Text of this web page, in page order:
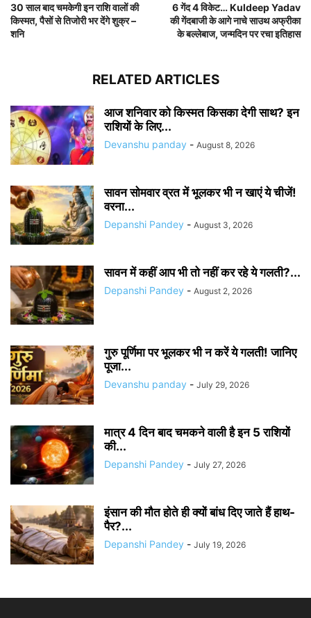
30 साल बाद चमकेगी इन राशि वालों की
किस्मत, पैसों से तिजोरी भर देंगे शुक्र –
शनि
6 गेंद 4 विकेट… Kuldeep Yadav
की गेंदबाजी के आगे नाचे साउथ अफ्रीका
के बल्लेबाज, जन्मदिन पर रचा इतिहास
RELATED ARTICLES
आज शनिवार को किस्मत किसका देगी साथ? इन
राशियों के लिए...
Devanshu panday - August 8, 2026
सावन सोमवार व्रत में भूलकर भी न खाएं ये चीजें!
वरना...
Depanshi Pandey - August 3, 2026
सावन में कहीं आप भी तो नहीं कर रहे ये गलती?...
Depanshi Pandey - August 2, 2026
गुरु पूर्णिमा पर भूलकर भी न करें ये गलती! जानिए
पूजा...
Devanshu panday - July 29, 2026
मात्र 4 दिन बाद चमकने वाली है इन 5 राशियों
की...
Depanshi Pandey - July 27, 2026
इंसान की मौत होते ही क्यों बांध दिए जाते हैं हाथ-
पैर?...
Depanshi Pandey - July 19, 2026